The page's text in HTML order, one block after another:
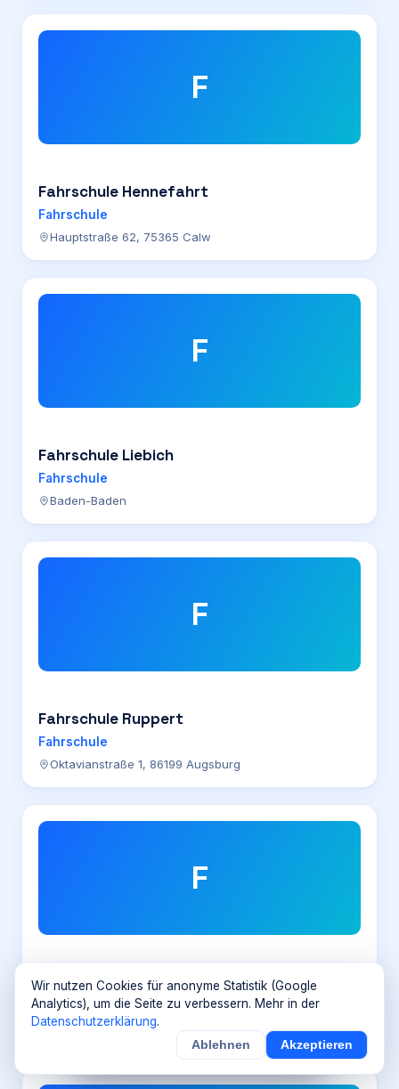
F
Fahrschule Hennefahrt
Fahrschule
Hauptstraße 62, 75365 Calw
F
Fahrschule Liebich
Fahrschule
Baden-Baden
F
Fahrschule Ruppert
Fahrschule
Oktavianstraße 1, 86199 Augsburg
F
Faust
Fahrschule
Bahnhofstraße 1, 95444 Bayreuth
Details Sichern ×
Wir nutzen Cookies für anonyme Statistik (Google
Analytics), um die Seite zu verbessern. Mehr in der
Datenschutzerklärung.
Ablehnen Akzeptieren